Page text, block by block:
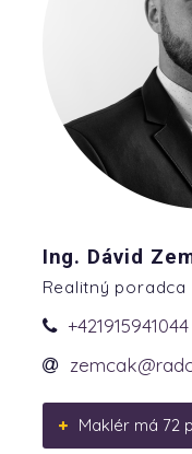
Ing. Dávid
Realitný poradca
+421915941044
Maklér má 72